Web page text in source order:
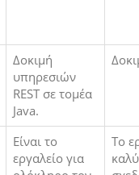
Δοκιμή
υπηρεσιών
REST σε τομέα
Java.
Είναι το
εργαλείο για
Το